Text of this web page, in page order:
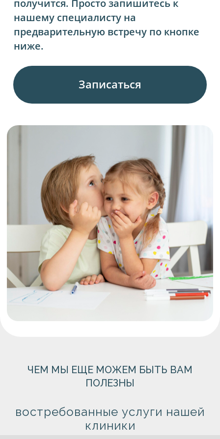
ЧЕМ МЫ ЕЩЕ МОЖЕМ БЫТЬ ВАМ
ПОЛЕЗНЫ
востребованные услуги нашей
клиники